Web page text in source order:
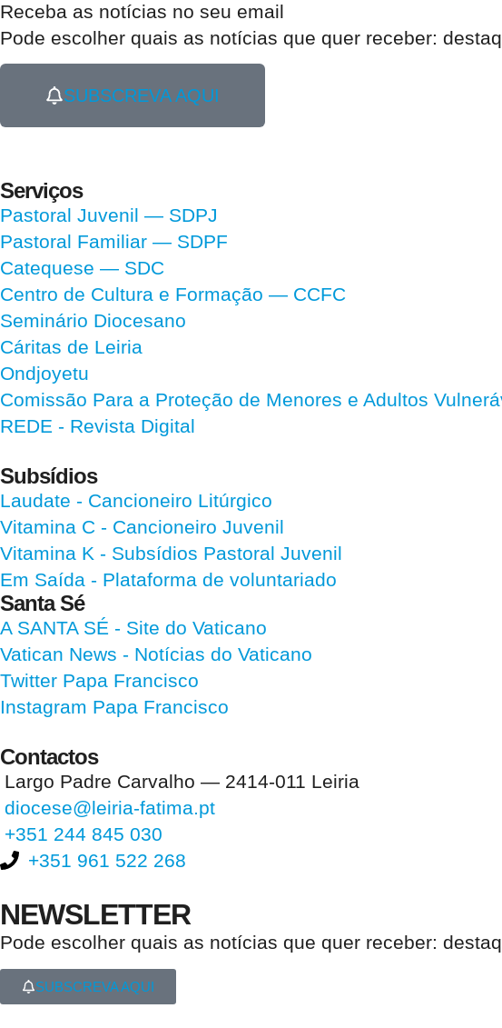
Receba as notícias no seu email​
Pode escolher quais as notícias que quer receber:
SUBSCREVA AQUI
Serviços
Pastoral Juvenil — SDPJ
Pastoral Familiar — SDPF
Catequese — SDC
Centro de Cultura e Formação — CCFC
Seminário Diocesano
Cáritas de Leiria
Ondjoyetu
Comissão Para a Proteção de Menores e Adultos
REDE - Revista Digital
Subsídios
Laudate - Cancioneiro Litúrgico
Vitamina C - Cancioneiro Juvenil
Vitamina K - Subsídios Pastoral Juvenil
Em Saída - Plataforma de voluntariado
Santa Sé
A SANTA SÉ - Site do Vaticano
Vatican News - Notícias do Vaticano
Twitter Papa Francisco
Instagram Papa Francisco
Contactos
Largo Padre Carvalho — 2414-011 Leiria
diocese@leiria-fatima.pt
+351 244 845 030
+351 961 522 268
NEWSLETTER
Pode escolher quais as notícias que quer receber:
SUBSCREVA AQUI